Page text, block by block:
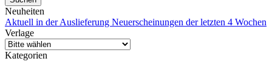
Neuheiten
Aktuell in der Auslieferung Neuerscheinungen der letzten 4 Wochen
Verlage
Kategorien